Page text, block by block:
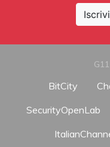
BitCity
SecurityOpenLab